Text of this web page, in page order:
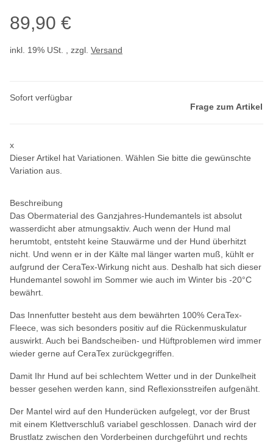
89,90 €
inkl. 19% USt. , zzgl. Versand
Sofort verfügbar
Frage zum Artikel
x
Dieser Artikel hat Variationen. Wählen Sie bitte die gewünschte
Variation aus.
Beschreibung
Das Obermaterial des Ganzjahres-Hundemantels ist absolut
wasserdicht aber atmungsaktiv. Auch wenn der Hund mal
herumtobt, entsteht keine Stauwärme und der Hund überhitzt
nicht. Und wenn er in der Kälte mal länger warten muß, kühlt er
aufgrund der CeraTex-Wirkung nicht aus. Deshalb hat sich dieser
Hundemantel sowohl im Sommer wie auch im Winter bis -20°C
bewährt.
Das Innenfutter besteht aus dem bewährten 100% CeraTex-
Fleece, was sich besonders positiv auf die Rückenmuskulatur
auswirkt. Auch bei Bandscheiben- und Hüftproblemen wird immer
wieder gerne auf CeraTex zurückgegriffen.
Damit Ihr Hund auf bei schlechtem Wetter und in der Dunkelheit
besser gesehen werden kann, sind Reflexionsstreifen aufgenäht.
Der Mantel wird auf den Hunderücken aufgelegt, vor der Brust
mit einem Klettverschluß variabel geschlossen. Danach wird der
Brustlatz zwischen den Vorderbeinen durchgeführt und rechts